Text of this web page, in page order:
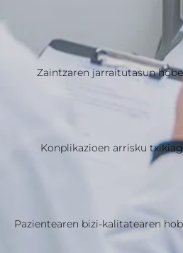
Zaintzaren jarraitutasun
Konplikazioen arrisku
Pazientearen bizi-kalitatearen